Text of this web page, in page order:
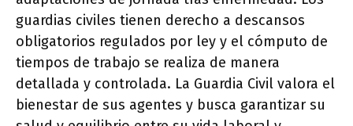
guardias civiles tienen derecho a descansos
obligatorios regulados por ley y el cómputo de
tiempos de trabajo se realiza de manera
detallada y controlada. La Guardia Civil valora el
bienestar de sus agentes y busca garantizar su